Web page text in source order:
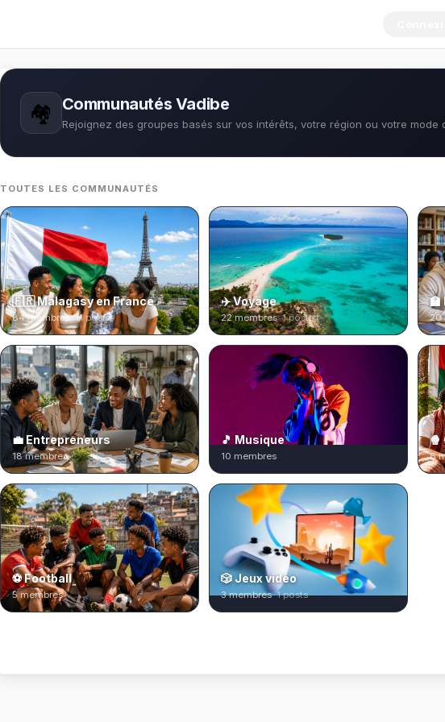
🏘 Communautés Vadibe
Rejoignez des groupes basés sur vos intérêts, votre région ou votre mode
TOUTES LES COMMUNAUTÉS
🇫🇷 Malagasy en France
84 membres· 11 posts
✈️ Voyage
22 membres· 1 posts
🏫
20
💼 Entrepreneurs
18 membres
🎵 Musique
10 membres
🍿
6
⚽ Football
5 membres
🎲 Jeux vidéo
3 membres· 1 posts